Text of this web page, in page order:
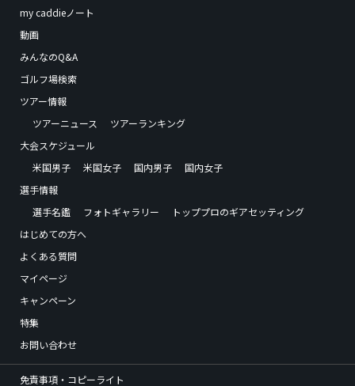
my caddieノート
動画
みんなのQ&A
ゴルフ場検索
ツアー情報
ツアーニュース
ツアーランキング
大会スケジュール
米国男子
米国女子 国内男子
国内女子
選手情報
選手名鑑
フォトギャラリー
トッププロのギアセッティング
はじめての方へ
よくある質問
マイページ
キャンペーン
特集
お問い合わせ
免責事項・コピーライト